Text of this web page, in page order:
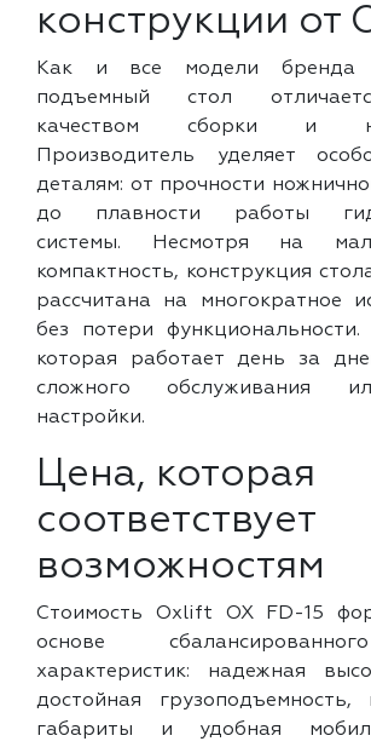
конструкции от
Как и все модели бренда
подъемный стол
качеством сборки и
Производитель уделяет
деталям: от прочности
до плавности работы
системы. Несмотря на
компактность, конструкция
рассчитана на многократное
без потери функциональности.
которая работает день за
сложного обслуживания
настройки.
Цена, которая
соответствует
возможностям
Стоимость Oxlift OX FD-15
основе
характеристик: надежная
достойная грузоподъемность,
габариты и удобная